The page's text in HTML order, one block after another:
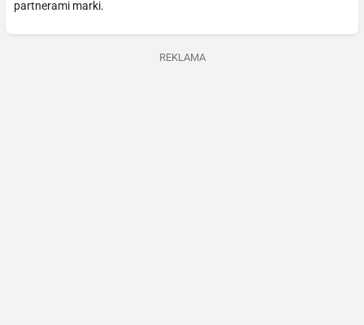
partnerami marki.
REKLAMA